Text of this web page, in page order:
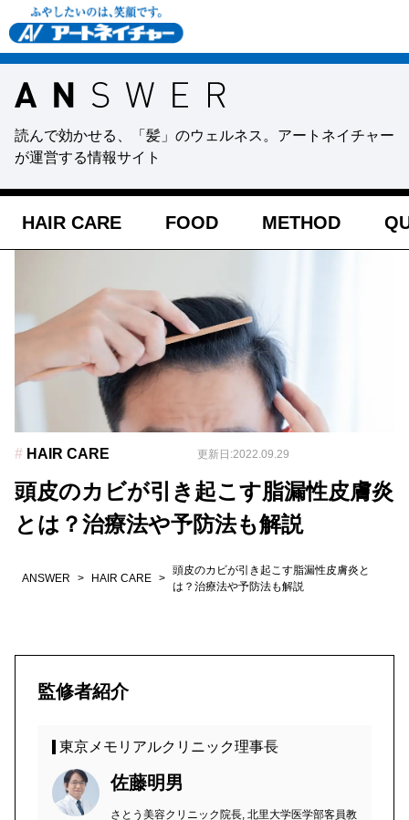
読んで効かせる、「髪」のウェルネス。アートネイチャー
が運営する情報サイト
HAIR CARE FOOD METHOD
# HAIR CARE 更新日:2022.09.29
頭皮のカビが引き起こす脂漏性皮膚炎
とは？治療法や予防法も解説
ANSWER > HAIR CARE >
頭皮のカビが引き起こす脂漏性皮膚炎と
は？治療法や予防法も解説
監修者紹介
東京メモリアルクリニック理事長
佐藤明男
さとう美容クリニック院長, 北里大学医学部客員教